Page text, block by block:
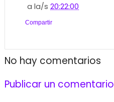
a la/s20:22:00
Compartir
No hay comentarios
Publicar un comentario